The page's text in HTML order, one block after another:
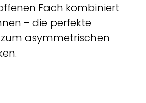
Fach kombiniert
– die perfekte
asymmetrischen